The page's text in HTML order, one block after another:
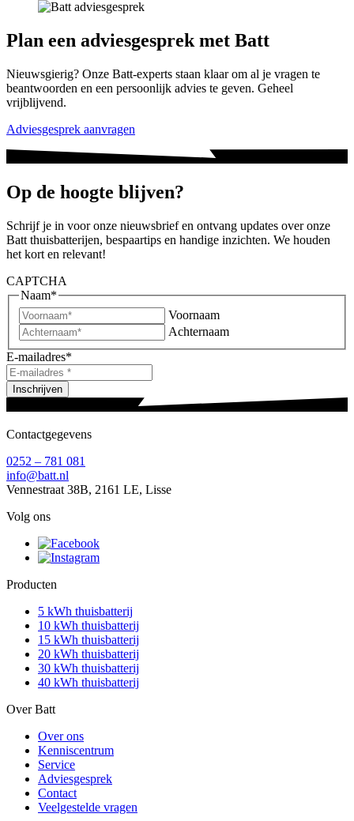
Plan een adviesgesprek met Batt
Nieuwsgierig? Onze Batt-experts staan klaar om al je vragen te
beantwoorden en een persoonlijk advies te geven. Geheel
vrijblijvend.
Adviesgesprek aanvragen
Op de hoogte blijven?
Schrijf je in voor onze nieuwsbrief en ontvang updates over onze
Batt thuisbatterijen, bespaartips en handige inzichten. We houden
het kort en relevant!
CAPTCHA
Naam*
Voornaam
Achternaam
E-mailadres*
Inschrijven
Contactgegevens
0252 – 781 081
info@batt.nl
Vennestraat 38B, 2161 LE, Lisse
Volg ons
Producten
5 kWh thuisbatterij
10 kWh thuisbatterij
15 kWh thuisbatterij
20 kWh thuisbatterij
30 kWh thuisbatterij
40 kWh thuisbatterij
Over Batt
Over ons
Kenniscentrum
Service
Adviesgesprek
Contact
Veelgestelde vragen